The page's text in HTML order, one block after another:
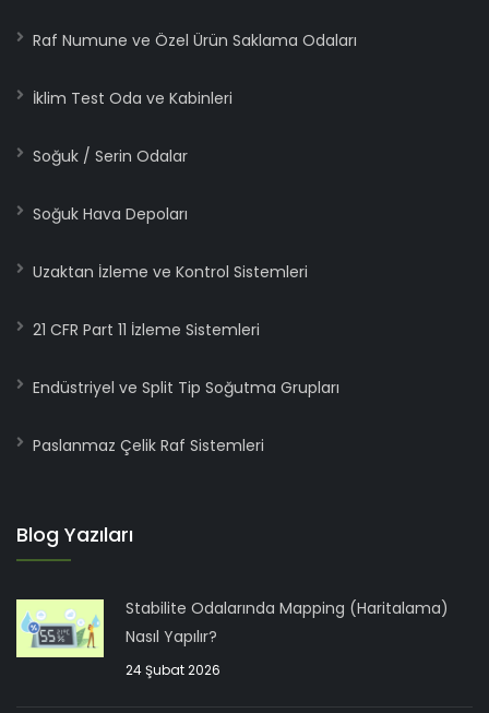
Raf Numune ve Özel Ürün Saklama Odaları
İklim Test Oda ve Kabinleri
Soğuk / Serin Odalar
Soğuk Hava Depoları
Uzaktan İzleme ve Kontrol Sistemleri
21 CFR Part 11 İzleme Sistemleri
Endüstriyel ve Split Tip Soğutma Grupları
Paslanmaz Çelik Raf Sistemleri
Blog Yazıları
Stabilite Odalarında Mapping (Haritalama)
Nasıl Yapılır?
24 Şubat 2026